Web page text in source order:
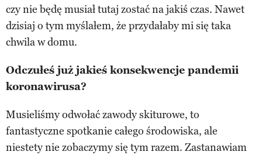
czy nie będę musiał tutaj zostać na jakiś czas. Nawet
dzisiaj o tym myślałem, że przydałaby mi się taka
chwila w domu.
Odczułeś już jakieś konsekwencje pandemii
koronawirusa?
Musieliśmy odwołać zawody skiturowe, to
fantastyczne spotkanie całego środowiska, ale
niestety nie zobaczymy się tym razem. Zastanawiam